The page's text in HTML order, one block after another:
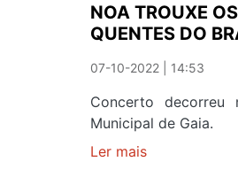
NOA TROUXE
QUENTES DO
07-10-2022 | 14:53
Concerto decorreu
Municipal de Gaia.
Ler mais